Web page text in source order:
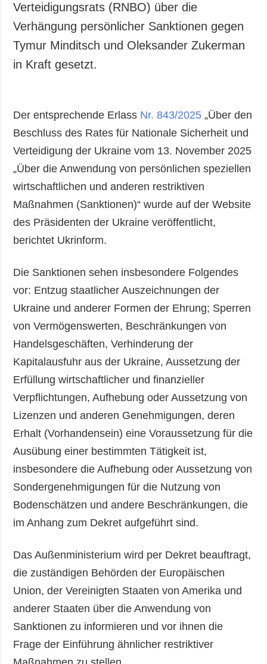
Verteidigungsrats (RNBO) über die
Verhängung persönlicher Sanktionen gegen
Tymur Minditsch und Oleksander Zukerman
in Kraft gesetzt.
Der entsprechende Erlass Nr. 843/2025„Über den
Beschluss des Rates für Nationale Sicherheit und
Verteidigung der Ukraine vom 13. November 2025
„Über die Anwendung von persönlichen speziellen
wirtschaftlichen und anderen restriktiven
Maßnahmen (Sanktionen)“ wurde auf der Website
des Präsidenten der Ukraine veröffentlicht,
berichtet Ukrinform.
Die Sanktionen sehen insbesondere Folgendes
vor: Entzug staatlicher Auszeichnungen der
Ukraine und anderer Formen der Ehrung; Sperren
von Vermögenswerten, Beschränkungen von
Handelsgeschäften, Verhinderung der
Kapitalausfuhr aus der Ukraine, Aussetzung der
Erfüllung wirtschaftlicher und finanzieller
Verpflichtungen, Aufhebung oder Aussetzung von
Lizenzen und anderen Genehmigungen, deren
Erhalt (Vorhandensein) eine Voraussetzung für die
Ausübung einer bestimmten Tätigkeit ist,
insbesondere die Aufhebung oder Aussetzung von
Sondergenehmigungen für die Nutzung von
Bodenschätzen und andere Beschränkungen, die
im Anhang zum Dekret aufgeführt sind.
Das Außenministerium wird per Dekret beauftragt,
die zuständigen Behörden der Europäischen
Union, der Vereinigten Staaten von Amerika und
anderer Staaten über die Anwendung von
Sanktionen zu informieren und vor ihnen die
Frage der Einführung ähnlicher restriktiver